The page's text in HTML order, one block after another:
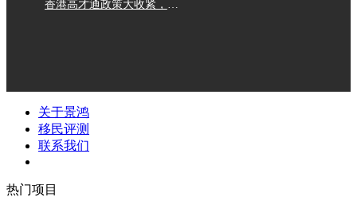
关于景鸿
移民评测
联系我们
热门项目